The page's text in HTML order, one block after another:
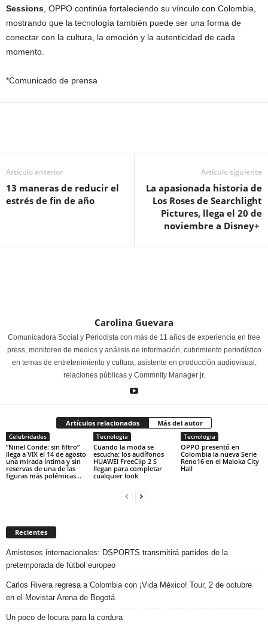
Sessions, OPPO continúa fortaleciendo su vínculo con Colombia,
mostrando que la tecnología también puede ser una forma de
conectar con la cultura, la emoción y la autenticidad de cada
momento.
*Comunicado de prensa
Artículo anterior
13 maneras de reducir el
estrés de fin de año
Artículo siguiente
La apasionada historia de
Los Roses de Searchlight
Pictures, llega el 20 de
noviembre a Disney+
Carolina Guevara
Comunicadora Social y Periodista con más de 11 años de experiencia en free
press, monitoreo de medios y análisis de información, cubrimiento periodístico
en temas de entretenimiento y cultura, asistente en producción audiovisual,
relaciones públicas y Commnity Manager jr.
Artículos relacionados Más del autor
Celebridades
“Ninel Conde: sin filtro”
llega a VIX el 14 de agosto
una mirada íntima y sin
reservas de una de las
figuras más polémicas...
Tecnologia
Cuando la moda se
escucha: los audífonos
HUAWEI FreeClip 2 S
llegan para completar
cualquier look
Tecnologia
OPPO presentó en
Colombia la nueva Serie
Reno16 en el Maloka City
Hall
Recientes
Amistosos internacionales: DSPORTS transmitirá partidos de la
pretemporada de fútbol europeo
Carlos Rivera regresa a Colombia con ¡Vida México! Tour, 2 de octubre
en el Movistar Arena de Bogotá
Un poco de locura para la cordura